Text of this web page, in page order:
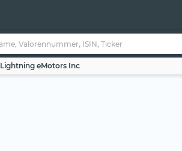
Lightning eMotors Inc